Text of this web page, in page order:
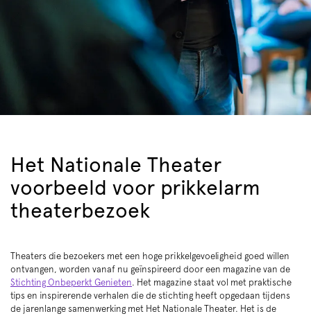
Het Nationale Theater
voorbeeld voor prikkelarm
theaterbezoek
Theaters die bezoekers met een hoge prikkelgevoeligheid goed willen
ontvangen, worden vanaf nu geïnspireerd door een magazine van de
Stichting Onbeperkt Genieten. Het magazine staat vol met praktische
tips en inspirerende verhalen die de stichting heeft opgedaan tijdens
de jarenlange samenwerking met Het Nationale Theater. Het is de